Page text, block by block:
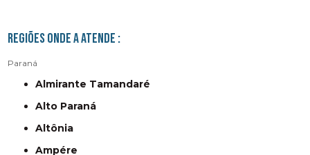
Regiões onde a atende :
Paraná
Almirante Tamandaré
Alto Paraná
Altônia
Ampére